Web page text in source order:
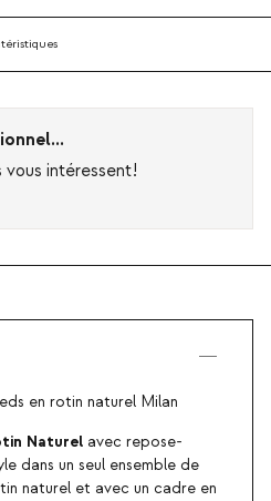
intéressent!
en rotin naturel Milan
Naturel avec repose-
dans un seul ensemble de
naturel et avec un cadre en